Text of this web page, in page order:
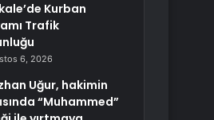
Kurban
Trafik
6, 2026
Uğur, hakimin
“Muhammed”